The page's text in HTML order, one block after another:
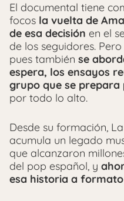
El documental tiene
focos la vuelta de
de esa decisión en el
de los seguidores.
pues también se
espera, los ensayos
grupo que se
por todo lo alto.
Desde su formación,
acumula un legado
que alcanzaron
del pop español, y
esa historia a